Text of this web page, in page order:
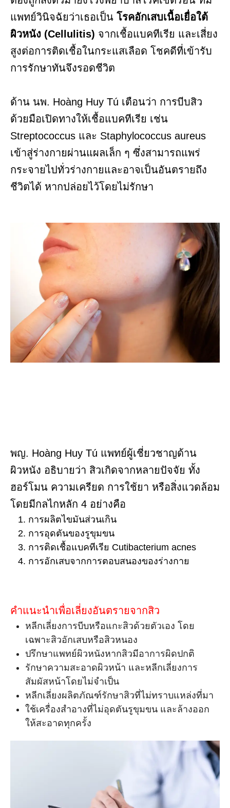
แพทย์วินิจฉัยว่าเธอเป็น โรคอักเสบเนื้อเยื่อใต้
ผิวหนัง (Cellulitis) จากเชื้อแบคทีเรีย และเสี่ยง
สูงต่อการติดเชื้อในกระแสเลือด โชคดีที่เข้ารับ
การรักษาทันจึงรอดชีวิต
ด้าน นพ. Hoàng Huy Tú เตือนว่า การบีบสิว
ด้วยมือเปิดทางให้เชื้อแบคทีเรีย เช่น
Streptococcus และ Staphylococcus aureus
เข้าสู่ร่างกายผ่านแผลเล็ก ๆ ซึ่งสามารถแพร่
กระจายไปทั่วร่างกายและอาจเป็นอันตรายถึง
ชีวิตได้ หากปล่อยไว้โดยไม่รักษา
พญ. Hoàng Huy Tú แพทย์ผู้เชี่ยวชาญด้าน
ผิวหนัง อธิบายว่า สิวเกิดจากหลายปัจจัย ทั้ง
ฮอร์โมน ความเครียด การใช้ยา หรือสิ่งแวดล้อม
โดยมีกลไกหลัก 4 อย่างคือ
การผลิตไขมันส่วนเกิน
การอุดตันของรูขุมขน
การติดเชื้อแบคทีเรีย Cutibacterium acnes
การอักเสบจากการตอบสนองของร่างกาย
คำแนะนำเพื่อเลี่ยงอันตรายจากสิว
หลีกเลี่ยงการบีบหรือแกะสิวด้วยตัวเอง โดย
เฉพาะสิวอักเสบหรือสิวหนอง
ปรึกษาแพทย์ผิวหนังหากสิวมีอาการผิดปกติ
รักษาความสะอาดผิวหน้า และหลีกเลี่ยงการ
สัมผัสหน้าโดยไม่จำเป็น
หลีกเลี่ยงผลิตภัณฑ์รักษาสิวที่ไม่ทราบแหล่งที่มา
ใช้เครื่องสำอางที่ไม่อุดตันรูขุมขน และล้างออก
ให้สะอาดทุกครั้ง